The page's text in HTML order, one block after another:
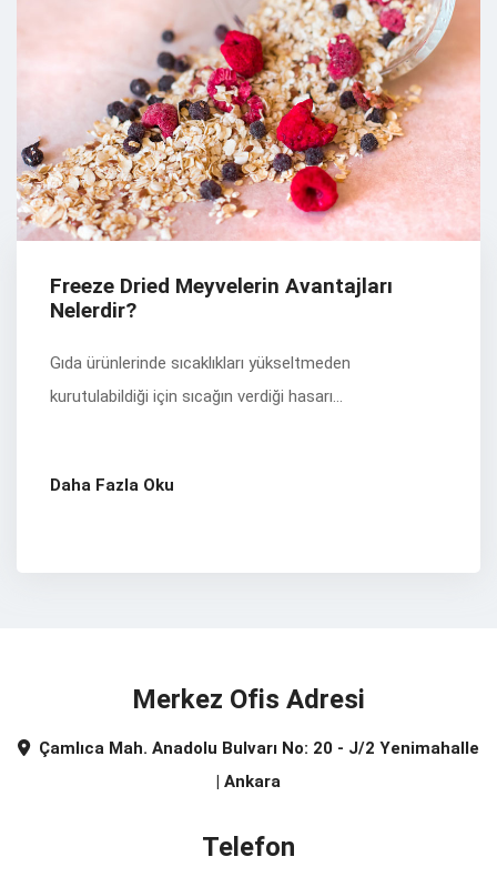
Freeze Dried Meyvelerin Avantajları
Nelerdir?
Gıda ürünlerinde sıcaklıkları yükseltmeden
kurutulabildiği için sıcağın verdiği hasarı...
Daha Fazla Oku
Merkez Ofis Adresi
Çamlıca Mah. Anadolu Bulvarı No: 20 - J/2 Yenimahalle
| Ankara
Telefon